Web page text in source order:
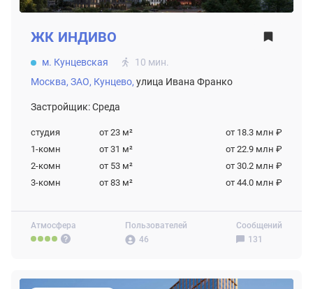
Атмосфера
Пользователей
46
Сообщений
131
ЖК ИНДИВО
м. Кунцевская
10 мин.
Москва, ЗАО, Кунцево, улица Ивана Франко
Застройщик: Среда
студия от 23 м²
от 18.3 млн ₽
1-комн
от 31 м²
от 22.9 млн ₽
2-комн
от 53 м²
от 30.2 млн ₽
3-комн
от 83 м² от 44.0 млн ₽